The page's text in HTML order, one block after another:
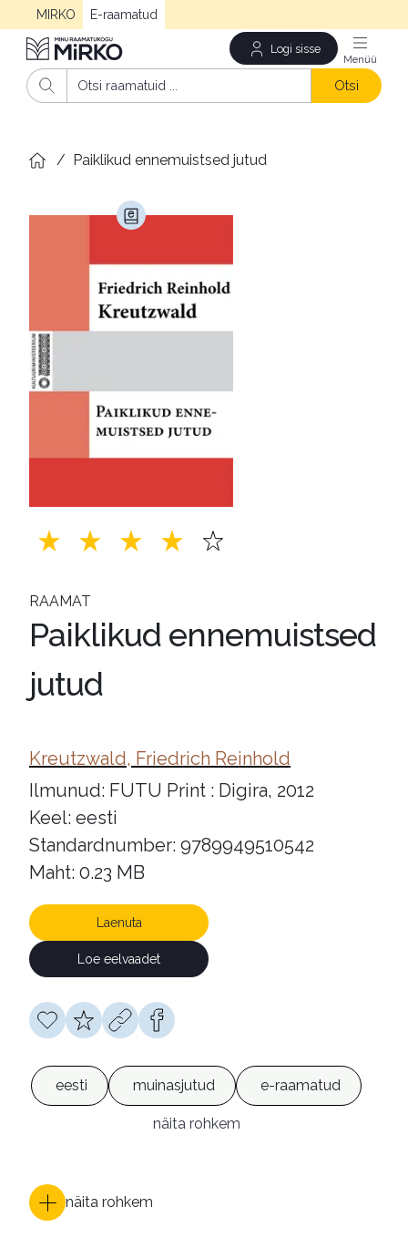
MIRKO E-raamatud
Logi sisse
Otsi
/ Paiklikud ennemuistsed jutud
RAAMAT
Paiklikud ennemuistsed
jutud
Kreutzwald, Friedrich Reinhold
Ilmunud: FUTU Print : Digira, 2012
Keel: eesti
Standardnumber: 9789949510542
Maht: 0.23 MB
Laenuta
Loe eelvaadet
eesti muinasjutud e-raamatud
näita rohkem
näita rohkem